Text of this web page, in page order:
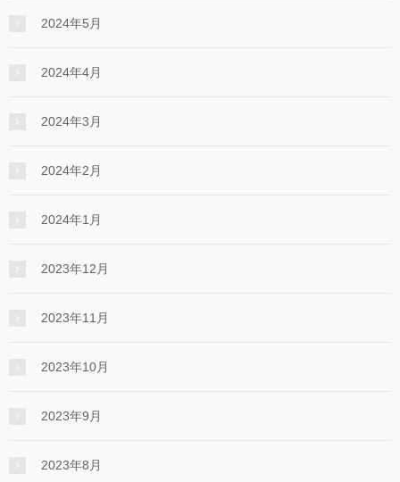
2024年5月
2024年4月
2024年3月
2024年2月
2024年1月
2023年12月
2023年11月
2023年10月
2023年9月
2023年8月